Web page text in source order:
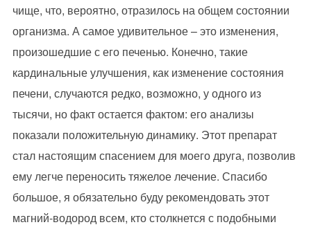
чище, что, вероятно, отразилось на общем состоянии
организма. А самое удивительное – это изменения,
произошедшие с его печенью. Конечно, такие
кардинальные улучшения, как изменение состояния
печени, случаются редко, возможно, у одного из
тысячи, но факт остается фактом: его анализы
показали положительную динамику. Этот препарат
стал настоящим спасением для моего друга, позволив
ему легче переносить тяжелое лечение. Спасибо
большое, я обязательно буду рекомендовать этот
магний-водород всем, кто столкнется с подобными